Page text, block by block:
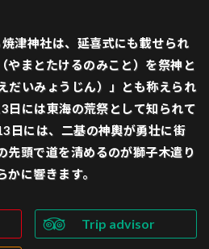
津神社は、延喜式にも載せられ
やまとたけるのみこと）を祭神と
だいみょうじん）」とも称えられ
日には東海の荒祭として知られて
日には、二基の神輿が勇壮に街
先頭で道を清めるのが獅子木遣り
に響きます。
Trip advisor